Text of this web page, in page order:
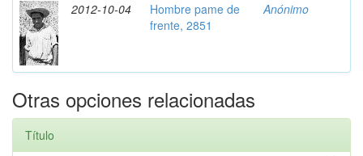
2012-10-04
Hombre pame de
frente, 2851
Anónimo
Otras opciones relacionadas
Título